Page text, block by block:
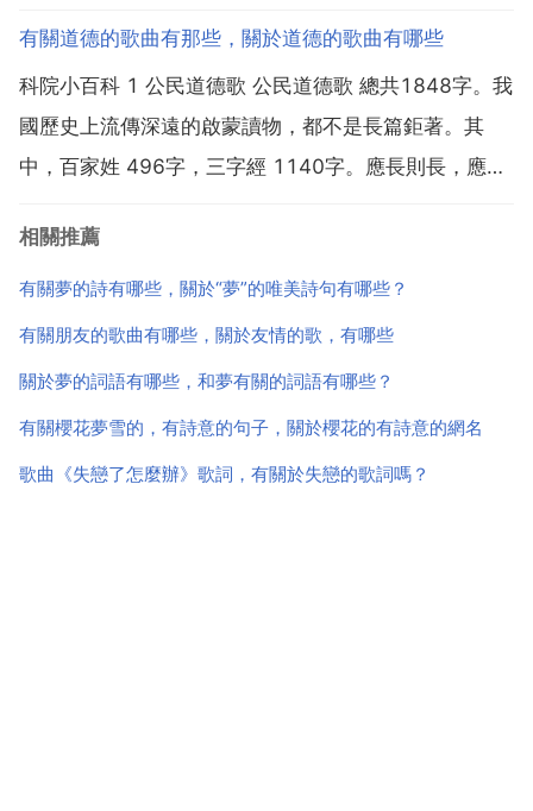
春天來的時候 歌手 葉樹茵 董文華 春天的故事 阿杜 惠
安之春 任...
有關道德的歌曲有那些，關於道德的歌曲有哪些
科院小百科 1 公民道德歌 公民道德歌 總共1848字。我
國歷史上流傳深遠的啟蒙讀物，都不是長篇鉅著。其
中，百家姓 496字，三字經 1140字。應長則長，應短
2 三德歌 三德歌 是由山東省委宣傳部副部長，時任萊
州市市委書記林建寧同志作詞，著名作曲家戚...
相關推薦
有關夢的詩有哪些，關於“夢”的唯美詩句有哪些？
有關朋友的歌曲有哪些，關於友情的歌，有哪些
關於夢的詞語有哪些，和夢有關的詞語有哪些？
有關櫻花夢雪的，有詩意的句子，關於櫻花的有詩意的網名
歌曲《失戀了怎麼辦》歌詞，有關於失戀的歌詞嗎？